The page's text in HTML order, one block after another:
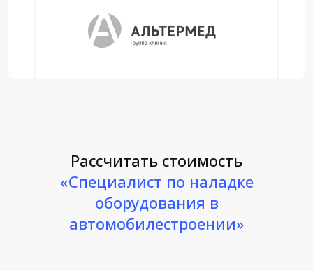
Рассчитать стоимость
«Специалист по наладке
оборудования в
автомобилестроении»